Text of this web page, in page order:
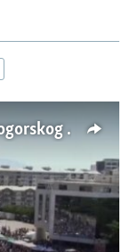
Medijski 'juriš' iz Srbije protiv crnogorskog zakona o crkvama